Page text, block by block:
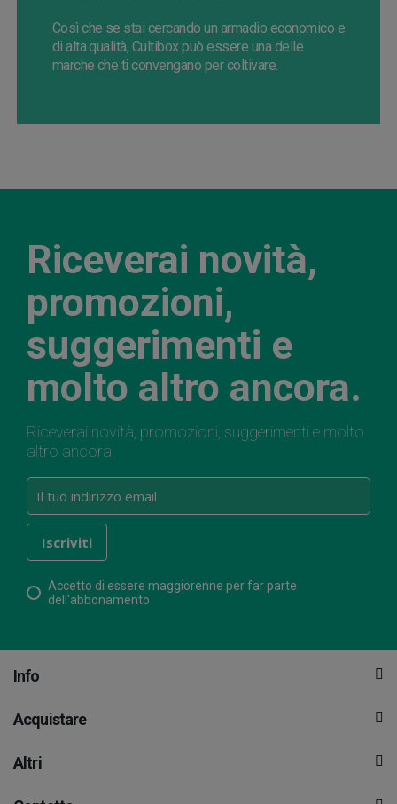
Così che se stai cercando un armadio economico e
di alta qualità, Cultiboxpuò essere una delle
marche che ti convengano per coltivare.
Riceverai novità,
promozioni,
suggerimenti e
molto altro ancora.
Riceverai novità, promozioni, suggerimenti e molto
altro ancora.
Accetto di essere maggiorenne per far parte
dell'abbonamento
Info
Acquistare
Altri